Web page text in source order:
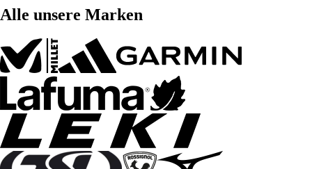
Alle unsere Marken